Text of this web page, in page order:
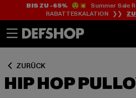
Zum
Inhalt
Zum
BIS ZU -65%😲💥 Summer Sale
RABATTESKALATION ❯❯
ZURÜCK
HIP HOP
Zum